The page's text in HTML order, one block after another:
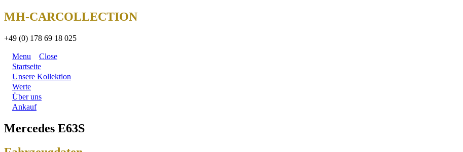
MH-CARCOLLECTION
+49 (0) 178 69 18 025
Menu
Close
Startseite
Unsere Kollektion
Werte
Über uns
Ankauf
Mercedes E63S